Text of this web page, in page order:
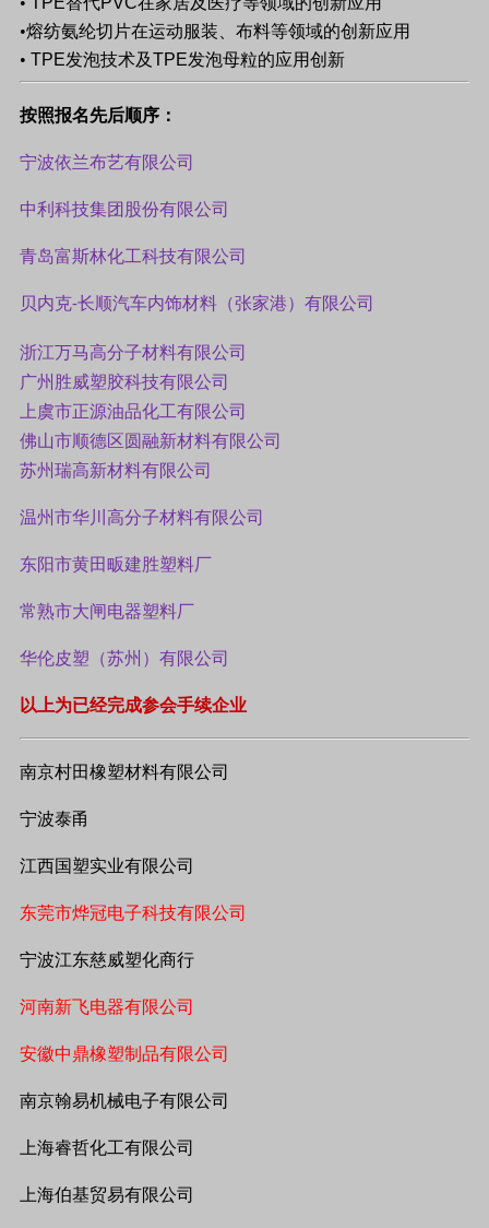
•熔纺氨纶切片在运动服装、布料等领域的创新应用
• TPE发泡技术及TPE发泡母粒的应用创新
按照报名先后顺序：
宁波依兰布艺有限公司
中利科技集团股份有限公司
青岛富斯林化工科技有限公司
贝内克-长顺汽车内饰材料（张家港）有限公司
浙江万马高分子材料有限公司
广州胜威塑胶科技有限公司
上虞市正源油品化工有限公司
佛山市顺德区圆融新材料有限公司
苏州瑞高新材料有限公司
温州市华川高分子材料有限公司
东阳市黄田畈建胜塑料厂
常熟市大闸电器塑料厂
华伦皮塑（苏州）有限公司
以上为已经完成参会手续企业
南京村田橡塑材料有限公司
宁波泰甬
江西国塑实业有限公司
东莞市烨冠电子科技有限公司
宁波江东慈威塑化商行
河南新飞电器有限公司
安徽中鼎橡塑制品有限公司
南京翰易机械电子有限公司
上海睿哲化工有限公司
上海伯基贸易有限公司